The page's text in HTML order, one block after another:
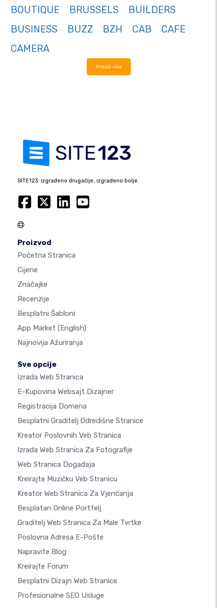
BOUTIQUE
BRUSSELS
BUILDERS
BUSINESS
BUZZ BZH CAB
CAFE
CAMERA
Prikaži više
SITE123: izgrađeno drugačije, izgrađeno bolje.
Proizvod
Početna Stranica
Cijene
Značajke
Recenzije
Besplatni Šabloni
App Market (English)
Najnovija Ažuriranja
Sve opcije
Izrada Web Stranica
E-Kupovina Websajt Dizajner
Registracija Domena
Besplatni Graditelj Odredišne Stranice
Kreator Poslovnih Veb Stranica
Izrada Web Stranica Za Fotografije
Web Stranica Događaja
Kreirajte Muzičku Veb Stranicu
Kreator Web Stranica Za Vjenčanja
Besplatan Online Portfelj
Graditelj Web Stranica Za Male Tvrtke
Poslovna Adresa E-Pošte
Napravite Blog
Kreirajte Forum
Besplatni Dizajn Web Stranice
Profesionalne SEO Usluge